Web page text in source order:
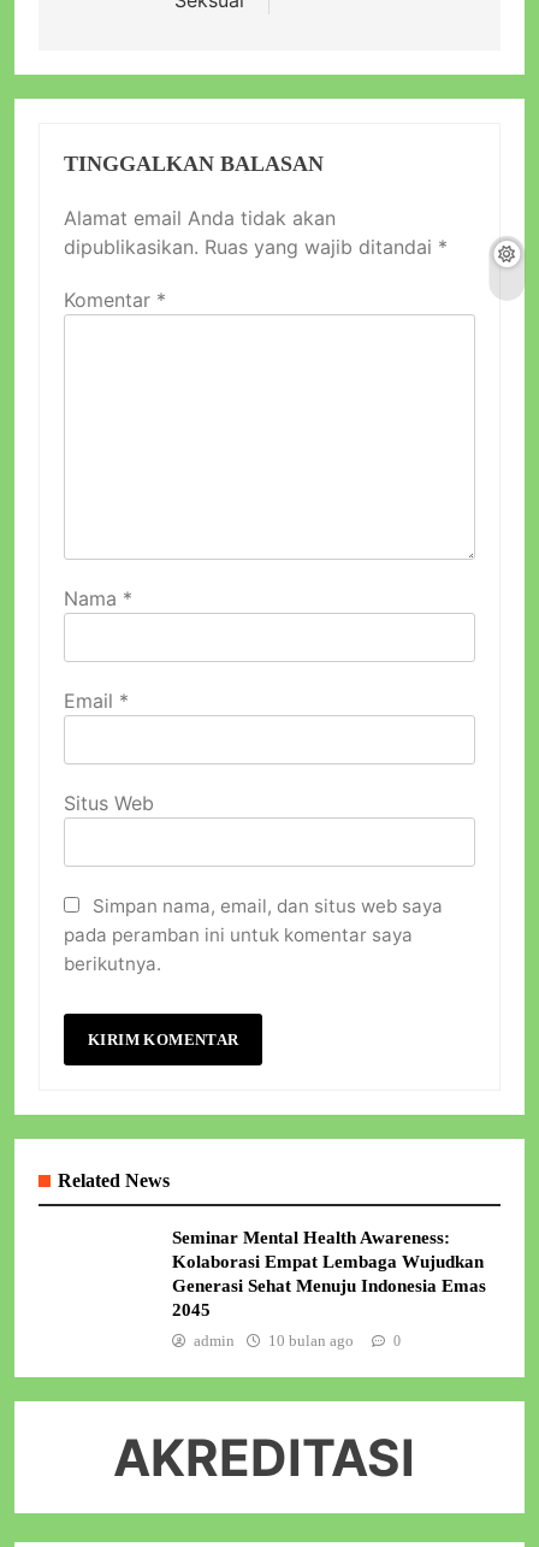
TINGGALKAN BALASAN
Alamat email Anda tidak akan
dipublikasikan. Ruas yang wajib ditandai *
Komentar *
Nama *
Email *
Situs Web
Simpan nama, email, dan situs web saya
pada peramban ini untuk komentar saya
berikutnya.
Related News
Seminar Mental Health Awareness:
Kolaborasi Empat Lembaga Wujudkan
Generasi Sehat Menuju Indonesia Emas
2045
admin 10 bulan ago 0
AKREDITASI